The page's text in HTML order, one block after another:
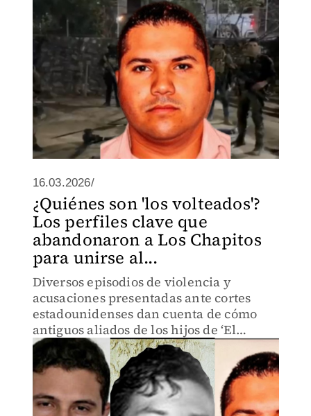
16.03.2026/
¿Quiénes son 'los volteados'?
Los perfiles clave que
abandonaron a Los Chapitos
para unirse al...
Diversos episodios de violencia y
acusaciones presentadas ante cortes
estadounidenses dan cuenta de cómo
antiguos aliados de los hijos de ‘El
Chapo’ movieron las piezas del tablero
criminal del conflicto que se libra en
Sinaloa desde 2024.